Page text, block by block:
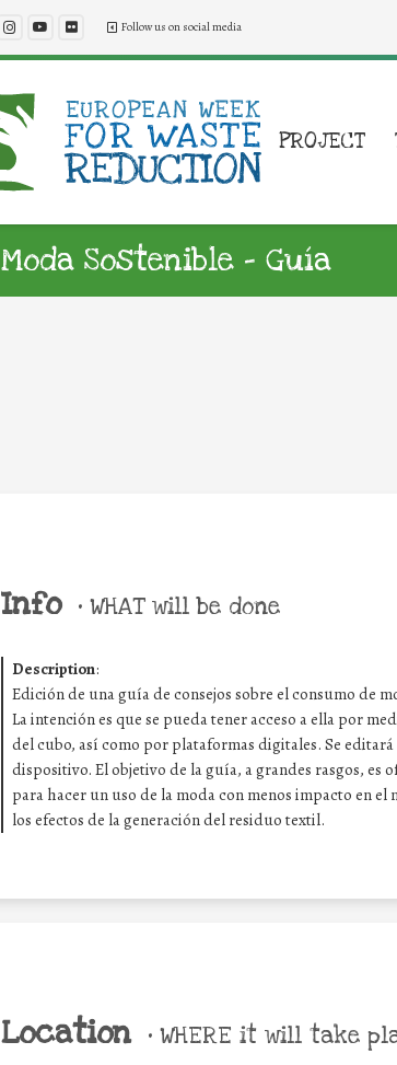
Follow us on social media
PROJECT
Moda Sostenible – Guía
Info • WHAT will be done
Description:
Edición de una guía de consejos sobre el consumo de
La intención es que se pueda tener acceso a ella por
del cubo, así como por plataformas digitales. Se
dispositivo. El objetivo de la guía, a grandes rasgos, es
para hacer un uso de la moda con menos impacto en
los efectos de la generación del residuo textil.
Location • WHERE it will take